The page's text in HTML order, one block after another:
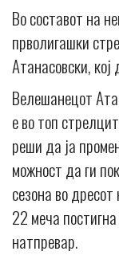
Во составот на
прволигашки
Атанасовски,
Велешанецот
е во топ
реши да ја
можност да ги
сезона во
22 меча
натпревар.